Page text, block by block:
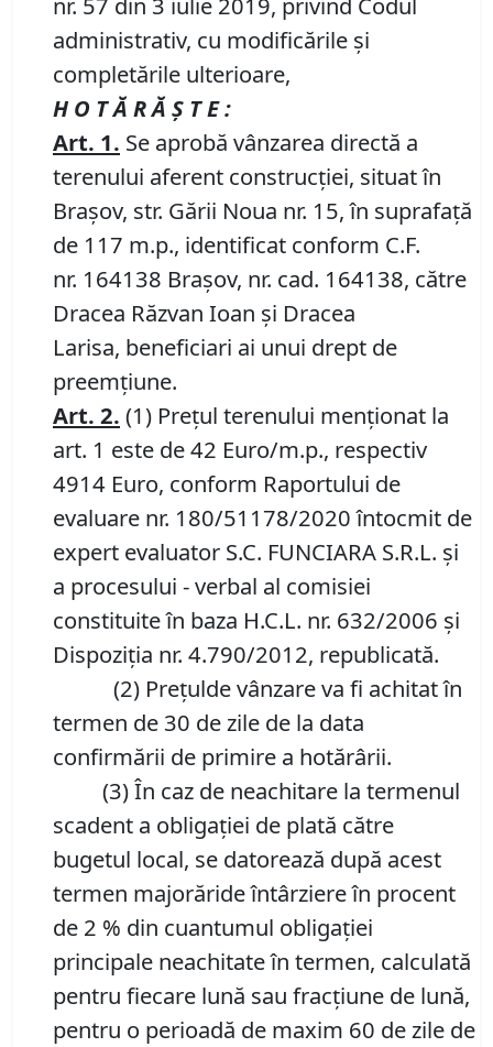
administrativ, cu modificările și
completările ulterioare,
H O T Ă R Ă Ş T E :
Art. 1. Se aprobă vânzarea directă a
terenului aferent construcției, situat în
Brașov, str. Gării Noua nr. 15, în suprafață
de 117 m.p., identificat conform C.F.
nr. 164138 Brașov, nr. cad. 164138, către
Dracea Răzvan Ioan și Dracea
Larisa, beneficiari ai unui drept de
preemțiune.
Art. 2. (1) Prețul terenului menționat la
art. 1 este de 42 Euro/m.p., respectiv
4914 Euro, conform Raportului de
evaluare nr. 180/51178/2020 întocmit de
expert evaluator S.C. FUNCIARA S.R.L. și
a procesului - verbal al comisiei
constituite în baza H.C.L. nr. 632/2006 și
Dispoziția nr. 4.790/2012, republicată.
(2) Prețulde vânzare va fi achitat în
termen de 30 de zile de la data
confirmării de primire a hotărârii.
(3) În caz de neachitare la termenul
scadent a obligației de plată către
bugetul local, se datorează după acest
termen majorăride întârziere în procent
de 2 % din cuantumul obligației
principale neachitate în termen, calculată
pentru fiecare lună sau fracțiune de lună,
pentru o perioadă de maxim 60 de zile de